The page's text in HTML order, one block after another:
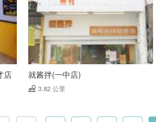
店 就酱拌(一中店)
3.82 公里